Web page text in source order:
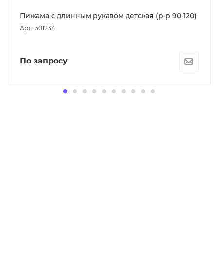
Пижама с длинным рукавом детская (р-р 90-120)
Арт.: 501234
По запросу